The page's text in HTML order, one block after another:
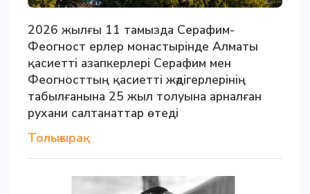
2026 жылғы 11 тамызда Серафим-
Феогност ерлер монастырінде Алматы
қасиетті азапкерлері Серафим мен
Феогносттың қасиетті жәдігерлерінің
табылғанына 25 жыл толуына арналған
рухани салтанаттар өтеді
Толығырақ